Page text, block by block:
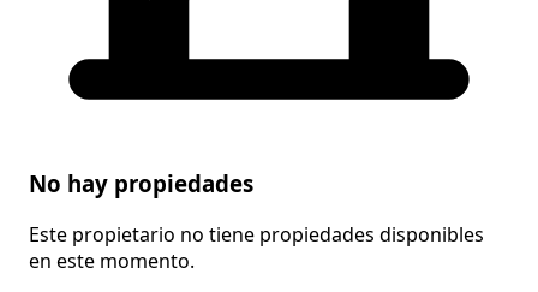
No hay propiedades
Este propietario no tiene propiedades disponibles
en este momento.